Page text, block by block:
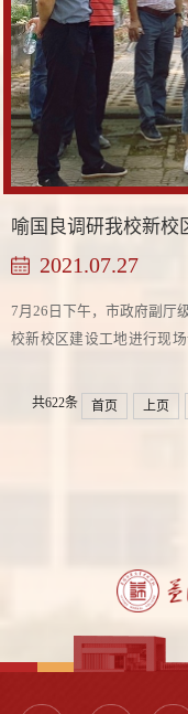
喻国良调研我校新校
2021.07.27
7月26日下午，市政府副厅
校新校区建设工地进行现
的学校党委书记林英迅速
共622条 首页 上页